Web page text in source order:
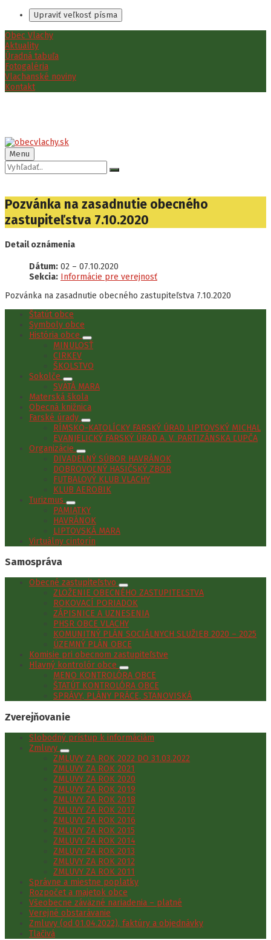
Upraviť veľkosť písma
Preskočiť
na
obsah
Preskočiť
na
ľavý
panel
Preskočiť
na
pätičku
Obec Vlachy
Aktuality
Úradná tabuľa
Fotogaléria
Vlachanské noviny
Kontakt
Menu
Vyhľadávanie:
Pozvánka na zasadnutie obecného
zastupiteľstva 7.10.2020
Detail oznámenia
Dátum: 02 – 07.10.2020
Sekcia: Informácie pre verejnosť
Pozvánka na zasadnutie obecného zastupiteľstva 7.10.2020
Štatút obce
Symboly obce
História obce
MINULOSŤ
CIRKEV
ŠKOLSTVO
Sokolče
SVÄTÁ MARA
Materská škola
Obecná knižnica
Farské úrady
RÍMSKO-KATOLÍCKY FARSKÝ ÚRAD LIPTOVSKÝ MICHAL
EVANJELICKÝ FARSKÝ ÚRAD A. V. PARTIZÁNSKA ĽUPČA
Organizácie
DIVADELNÝ SÚBOR HAVRÁNOK
DOBROVOĽNÝ HASIČSKÝ ZBOR
FUTBALOVÝ KLUB VLACHY
KLUB AEROBIK
Turizmus
PAMIATKY
HAVRÁNOK
LIPTOVSKÁ MARA
Virtuálny cintorín
Samospráva
Obecné zastupiteľstvo
ZLOŽENIE OBECNÉHO ZASTUPITEĽSTVA
ROKOVACÍ PORIADOK
ZÁPISNICE A UZNESENIA
PHSR OBCE VLACHY
KOMUNITNÝ PLÁN SOCIÁLNYCH SLUŽIEB 2020 – 2025
ÚZEMNÝ PLÁN OBCE
Komisie pri obecnom zastupiteľstve
Hlavný kontrolór obce
MENO KONTROLÓRA OBCE
ŠTATÚT KONTROLÓRA OBCE
SPRÁVY, PLÁNY PRÁCE, STANOVISKÁ
Zverejňovanie
Slobodný prístup k informáciám
Zmluvy
ZMLUVY ZA ROK 2022 DO 31.03.2022
ZMLUVY ZA ROK 2021
ZMLUVY ZA ROK 2020
ZMLUVY ZA ROK 2019
ZMLUVY ZA ROK 2018
ZMLUVY ZA ROK 2017
ZMLUVY ZA ROK 2016
ZMLUVY ZA ROK 2015
ZMLUVY ZA ROK 2014
ZMLUVY ZA ROK 2013
ZMLUVY ZA ROK 2012
ZMLUVY ZA ROK 2011
Správne a miestne poplatky
Rozpočet a majetok obce
Všeobecne záväzné nariadenia – platné
Verejné obstarávanie
Zmluvy (od 01.04.2022), faktúry a objednávky
Tlačivá